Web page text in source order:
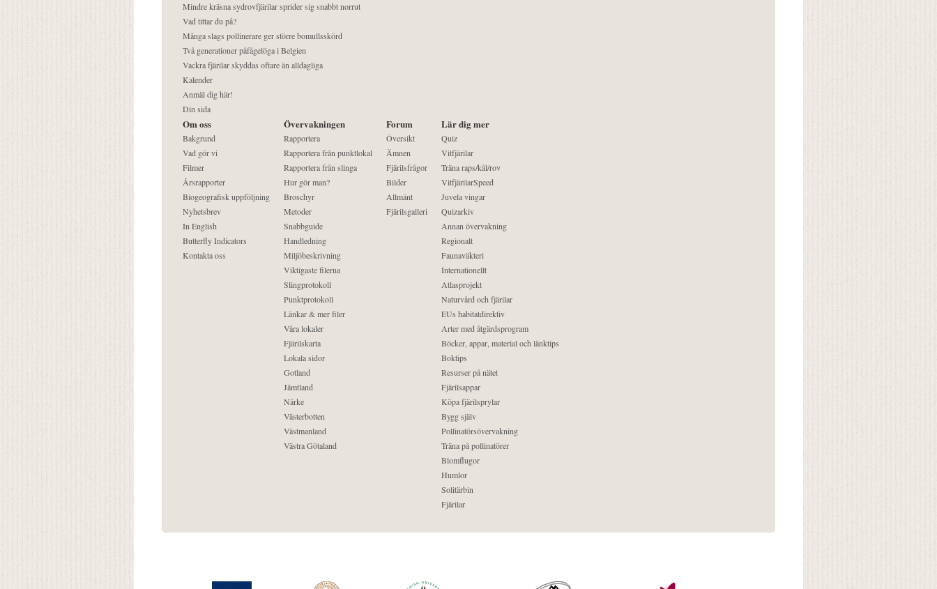
Mindre kräsna sydrovfjärilar sprider sig snabbt norrut
Vad tittar du på?
Många slags pollinerare ger större bomullsskörd
Två generationer påfågelöga i Belgien
Vackra fjärilar skyddas oftare än alldagliga
Kalender
Anmäl dig här!
Din sida
Om oss
Bakgrund
Vad gör vi
Filmer
Årsrapporter
Biogeografisk uppföljning
Nyhetsbrev
In English
Butterfly Indicators
Kontakta oss
Övervakningen
Rapportera
Rapportera från punktlokal
Rapportera från slinga
Hur gör man?
Broschyr
Metoder
Snabbguide
Handledning
Miljöbeskrivning
Viktigaste filerna
Slingprotokoll
Punktprotokoll
Länkar & mer filer
Våra lokaler
Fjärilskarta
Lokala sidor
Gotland
Jämtland
Närke
Västerbotten
Västmanland
Västra Götaland
Forum
Översikt
Ämnen
Fjärilsfrågor
Bilder
Allmänt
Fjärilsgalleri
Lär dig mer
Quiz
Vitfjärilar
Träna raps/kål/rov
VitfjärilarSpeed
Juvela vingar
Quizarkiv
Annan övervakning
Regionalt
Faunaväkteri
Internationellt
Atlasprojekt
Naturvård och fjärilar
EUs habitatdirektiv
Arter med åtgärdsprogram
Böcker, appar, material och länktips
Boktips
Resurser på nätet
Fjärilsappar
Köpa fjärilsprylar
Bygg själv
Pollinatörsövervakning
Träna på pollinatörer
Blomflugor
Humlor
Solitärbin
Fjärilar